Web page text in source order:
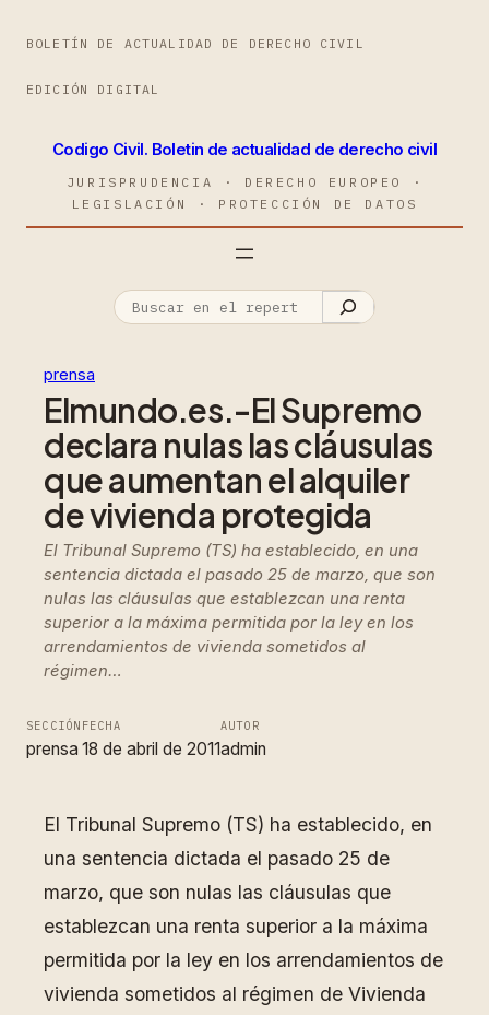
BOLETÍN DE ACTUALIDAD DE DERECHO CIVIL
EDICIÓN DIGITAL
Codigo Civil. Boletin de actualidad de derecho civil
JURISPRUDENCIA · DERECHO EUROPEO ·
LEGISLACIÓN · PROTECCIÓN DE DATOS
prensa
Elmundo.es.-El Supremo
declara nulas las cláusulas
que aumentan el alquiler
de vivienda protegida
El Tribunal Supremo (TS) ha establecido, en una
sentencia dictada el pasado 25 de marzo, que son
nulas las cláusulas que establezcan una renta
superior a la máxima permitida por la ley en los
arrendamientos de vivienda sometidos al
régimen…
SECCIÓN
prensa
FECHA
18 de abril de 2011
AUTOR
admin
El Tribunal Supremo (TS) ha establecido, en
una sentencia dictada el pasado 25 de
marzo, que son nulas las cláusulas que
establezcan una renta superior a la máxima
permitida por la ley en los arrendamientos de
vivienda sometidos al régimen de Vivienda